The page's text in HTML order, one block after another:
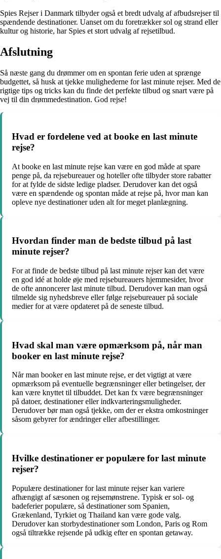
Spies Rejser i Danmark tilbyder også et bredt udvalg af afbudsrejser til
spændende destinationer. Uanset om du foretrækker sol og strand eller
kultur og historie, har Spies et stort udvalg af rejsetilbud.
Afslutning
Så næste gang du drømmer om en spontan ferie uden at sprænge
budgettet, så husk at tjekke mulighederne for last minute rejser. Med de
rigtige tips og tricks kan du finde det perfekte tilbud og snart være på
vej til din drømmedestination. God rejse!
Hvad er fordelene ved at booke en last minute
rejse?
At booke en last minute rejse kan være en god måde at spare
penge på, da rejsebureauer og hoteller ofte tilbyder store rabatter
for at fylde de sidste ledige pladser. Derudover kan det også
være en spændende og spontan måde at rejse på, hvor man kan
opleve nye destinationer uden alt for meget planlægning.
Hvordan finder man de bedste tilbud på last
minute rejser?
For at finde de bedste tilbud på last minute rejser kan det være
en god idé at holde øje med rejsebureauers hjemmesider, hvor
de ofte annoncerer last minute tilbud. Derudover kan man også
tilmelde sig nyhedsbreve eller følge rejsebureauer på sociale
medier for at være opdateret på de seneste tilbud.
Hvad skal man være opmærksom på, når man
booker en last minute rejse?
Når man booker en last minute rejse, er det vigtigt at være
opmærksom på eventuelle begrænsninger eller betingelser, der
kan være knyttet til tilbuddet. Det kan fx være begrænsninger
på datoer, destinationer eller indkvarteringsmuligheder.
Derudover bør man også tjekke, om der er ekstra omkostninger
såsom gebyrer for ændringer eller afbestillinger.
Hvilke destinationer er populære for last minute
rejser?
Populære destinationer for last minute rejser kan variere
afhængigt af sæsonen og rejsemønstrene. Typisk er sol- og
badeferier populære, så destinationer som Spanien,
Grækenland, Tyrkiet og Thailand kan være gode valg.
Derudover kan storbydestinationer som London, Paris og Rom
også tiltrække rejsende på udkig efter en spontan getaway.